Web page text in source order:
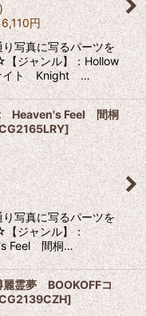
)
円
写真に写るパーツを
ジャンル】：Hollow
イト Knight …
Feel 間桐
]
写真に写るパーツを
【ジャンル】：
Feel 間桐…
霊夢 BOOKOFFコ
]